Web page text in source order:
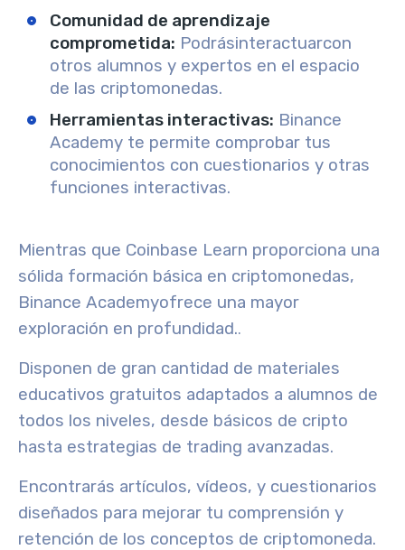
Comunidad de aprendizaje
comprometida: Podrásinteractuarcon
otros alumnos y expertos en el espacio
de las criptomonedas.
Herramientas interactivas: Binance
Academy te permite comprobar tus
conocimientos con cuestionarios y otras
funciones interactivas.
Mientras que Coinbase Learn proporciona una
sólida formación básica en criptomonedas,
Binance Academyofrece una mayor
exploración en profundidad..
Disponen de gran cantidad de materiales
educativos gratuitos adaptados a alumnos de
todos los niveles, desde básicos de cripto
hasta estrategias de trading avanzadas.
Encontrarás artículos, vídeos, y cuestionarios
diseñados para mejorar tu comprensión y
retención de los conceptos de criptomoneda.